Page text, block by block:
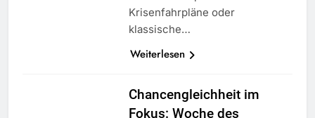
Krisenfahrpläne oder
klassische…
Weiterlesen
Chancengleichheit im
Fokus: Woche des